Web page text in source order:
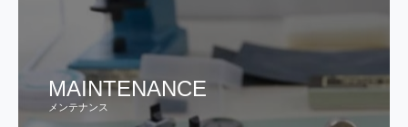
MAINTENANCE
メンテナンス